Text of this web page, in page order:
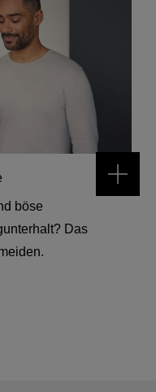
böse
Das